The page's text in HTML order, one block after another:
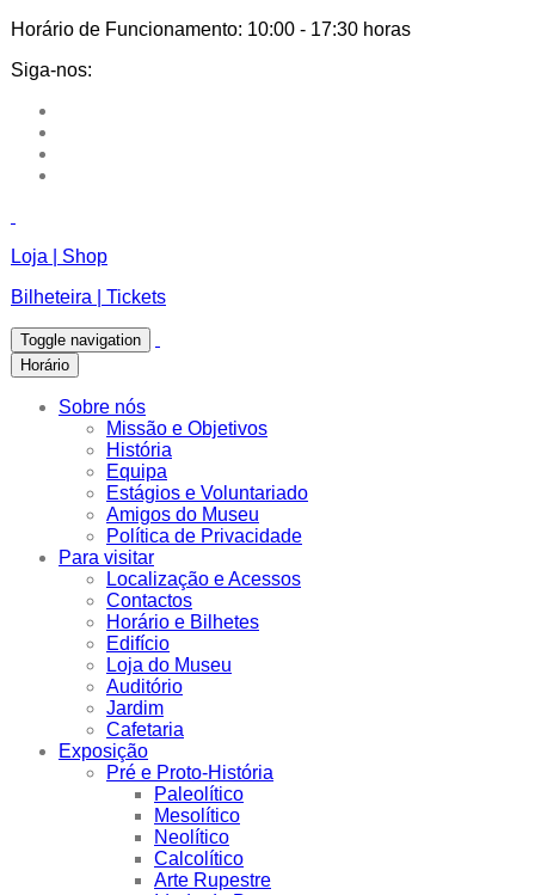
Horário de Funcionamento: 10:00 - 17:30 horas
Siga-nos:
Loja | Shop
Bilheteira | Tickets
Toggle navigation
Horário
Sobre nós
Missão e Objetivos
História
Equipa
Estágios e Voluntariado
Amigos do Museu
Política de Privacidade
Para visitar
Localização e Acessos
Contactos
Horário e Bilhetes
Edifício
Loja do Museu
Auditório
Jardim
Cafetaria
Exposição
Pré e Proto-História
Paleolítico
Mesolítico
Neolítico
Calcolítico
Arte Rupestre